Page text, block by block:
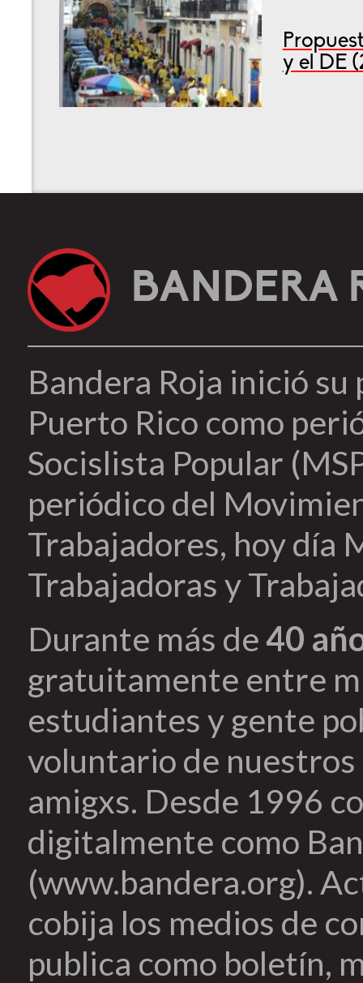
y el DE
BANDERA
Bandera Roja inició
Puerto Rico como
Socislista Popular
periódico del
Trabajadores, hoy día
Trabajadoras y
Durante más de40
gratuitamente entre
estudiantes y gente
voluntario de
amigxs. Desde 1996
digitalmente como
(www.bandera.org).
cobija los medios de
publica como boletín,